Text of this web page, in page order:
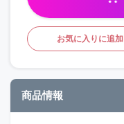
お気に入りに追加
商品情報